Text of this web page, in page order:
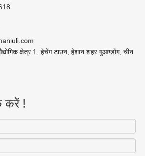
क्षेत्र 1, हेचेंग टाउन, हेशान शहर गुआंग्डोंग, चीन
करें !